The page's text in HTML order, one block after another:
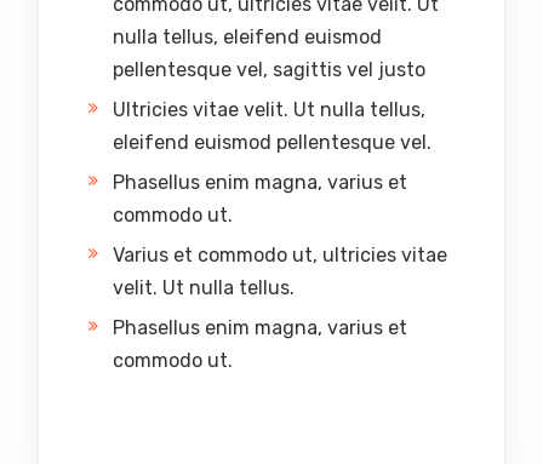
commodo ut, ultricies vitae velit. Ut
nulla tellus, eleifend euismod
pellentesque vel, sagittis vel justo
Ultricies vitae velit. Ut nulla tellus,
eleifend euismod pellentesque vel.
Phasellus enim magna, varius et
commodo ut.
Varius et commodo ut, ultricies vitae
velit. Ut nulla tellus.
Phasellus enim magna, varius et
commodo ut.